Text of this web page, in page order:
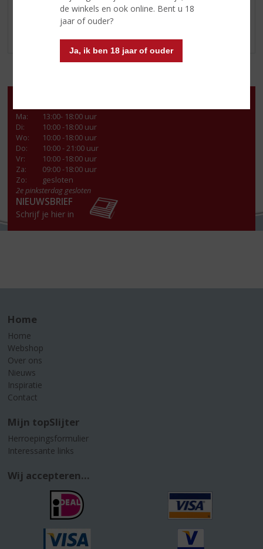
de winkels en ook online. Bent u 18
jaar of ouder?
Ja, ik ben 18 jaar of ouder
ZEEUWSE PRODUCTEN
Ma:
13:00- 18:00 uur
Di:
10:00 -18:00 uur
Wo:
10:00 -18:00 uur
Do:
10:00 - 21:00 uur
Vr:
10:00 -18:00 uur
Za:
09:00 -18:00 uur
Zo:
gesloten
2e pinksterdag gesloten
NIEUWSBRIEF
Schrijf je hier in
Home
Home
Webshop
Over ons
Nieuws
Inspiratie
Contact
Mijn topSlijter
Herroepingsformulier
Interessante links
Wij accepteren...